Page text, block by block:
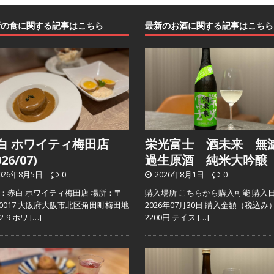
食に関する記事はこちら
ホワイティ梅田店
07)
年8月5日
0
赤白 ホワイティ梅田店 場所：〒
大阪府大阪市北区角田町梅田地
9 ホワ […]
最新のお酒に関する記事はこちら
栄光富士 酒未来 無
過生原酒 純米大吟醸
2026年8月1日
0
購入場所 こちらから購入可能 購入
2026年07月30日 購入金額（税込み
2200円 テイス […]